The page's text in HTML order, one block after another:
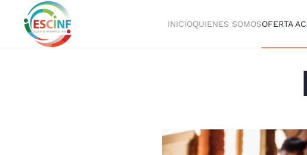
Skip to main content
INICIOQUIENES SOMOSOFERTA